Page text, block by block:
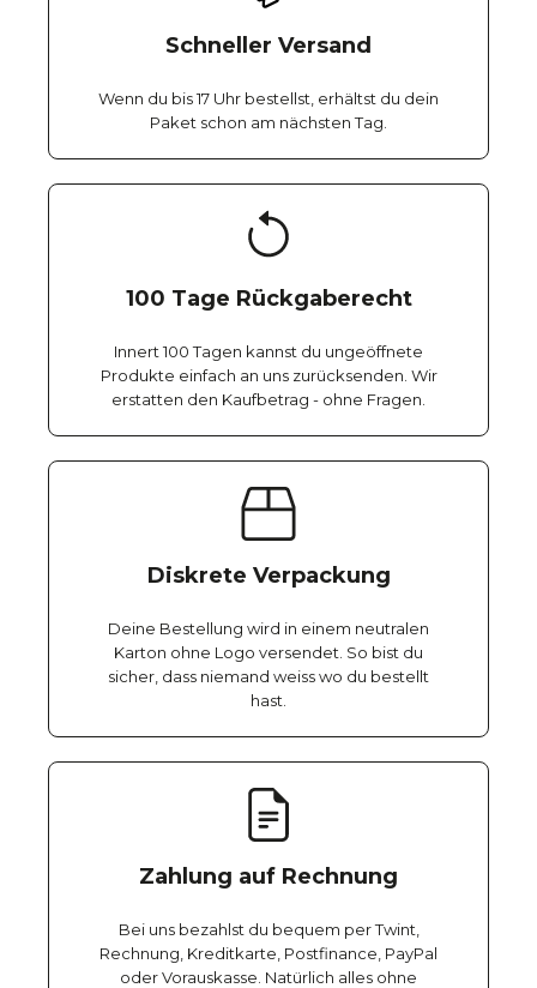
Schneller Versand
Wenn du bis 17 Uhr bestellst, erhältst du dein
Paket schon am nächsten Tag.
100 Tage Rückgaberecht
Innert 100 Tagen kannst du ungeöffnete
Produkte einfach an uns zurücksenden. Wir
erstatten den Kaufbetrag - ohne Fragen.
Diskrete Verpackung
Deine Bestellung wird in einem neutralen
Karton ohne Logo versendet. So bist du
sicher, dass niemand weiss wo du bestellt
hast.
Zahlung auf Rechnung
Bei uns bezahlst du bequem per Twint,
Rechnung, Kreditkarte, Postfinance, PayPal
oder Vorauskasse. Natürlich alles ohne